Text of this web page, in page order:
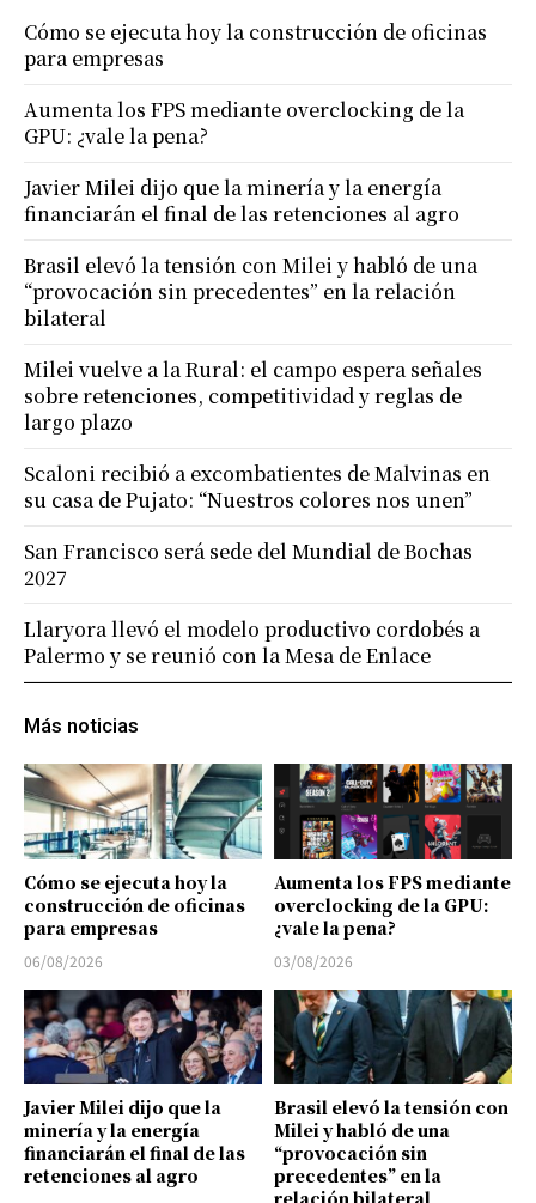
Más noticias
Cómo se ejecuta hoy la
construcción de oficinas
para empresas
06/08/2026
Aumenta los FPS mediante
overclocking de la GPU:
¿vale la pena?
03/08/2026
Javier Milei dijo que la
minería y la energía
financiarán el final de las
retenciones al agro
Brasil elevó la tensión con
Milei y habló de una
“provocación sin
precedentes” en la
Cómo se ejecuta hoy la construcción de oficinas
para empresas
Aumenta los FPS mediante overclocking de la
GPU: ¿vale la pena?
Javier Milei dijo que la minería y la energía
financiarán el final de las retenciones al agro
Brasil elevó la tensión con Milei y habló de una
“provocación sin precedentes” en la relación
bilateral
Milei vuelve a la Rural: el campo espera señales
sobre retenciones, competitividad y reglas de
largo plazo
Scaloni recibió a excombatientes de Malvinas en
su casa de Pujato: “Nuestros colores nos unen”
San Francisco será sede del Mundial de Bochas
2027
Llaryora llevó el modelo productivo cordobés a
Palermo y se reunió con la Mesa de Enlace